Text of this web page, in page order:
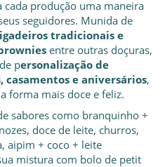
produção uma maneira
seguidores. Munida de
tradicionais e
entre outras doçuras,
personalização de
e aniversários,
forma mais doce e feliz.
sabores como branquinho +
doce de leite, churros,
aipim + coco + leite
mistura com bolo de petit